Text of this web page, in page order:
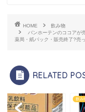
HOME
飲み物
バンホーテンのココアが
薬局・紙パック・販売終了?売
RELATED
飲み